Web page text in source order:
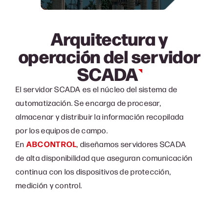
Arquitectura y
operación del servidor
SCADA
El servidor SCADA es el núcleo del sistema de
automatización. Se encarga de procesar,
almacenar y distribuir la información recopilada
por los equipos de campo.
En ABCONTROL, diseñamos servidores SCADA
de alta disponibilidad que aseguran comunicación
continua con los dispositivos de protección,
medición y control.